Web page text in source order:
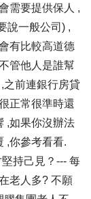
需要提供保人 ,
說一般公司) ,
有比較高道德
管他人是誰幫
之前連銀行房貸
正常很準時還
,如果你沒辦法
,你參考看看.
持己見？--- 每
老人多? 不願